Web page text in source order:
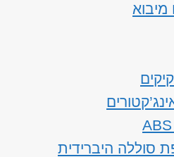
סוללה היברידית